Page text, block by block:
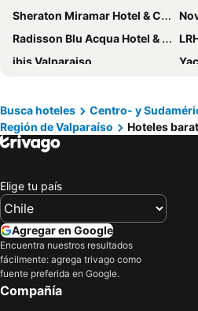
Sheraton Miramar Hotel & Convention Center
Radisson Blu Acqua Hotel & Spa Concon
LRH
ibis Valparaiso
El Copihue Olmué
Hotel Oceanic
Enjoy Santiago
Termas El Corazon
Termas El Corazon
Olmue Natura Lodge & Spa
Comarca Recreo
Termas de Jahuel Hotel & Spa
Busca hoteles Centro- y
Región de Valparaíso
Hoteles
Elige tu país
Agregar en Google
Encuentra nuestros resultados
fácilmente: agrega trivago como
fuente preferida en Google.
Compañía